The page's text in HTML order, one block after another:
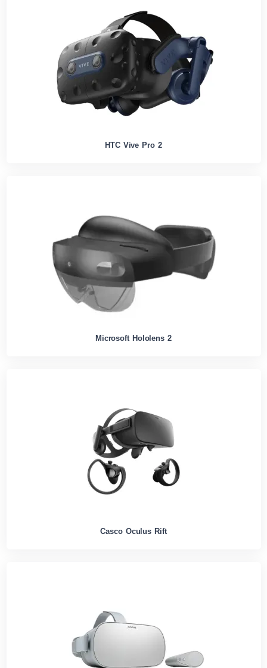
HTC Vive Pro 2
Microsoft Hololens 2
Casco Oculus Rift